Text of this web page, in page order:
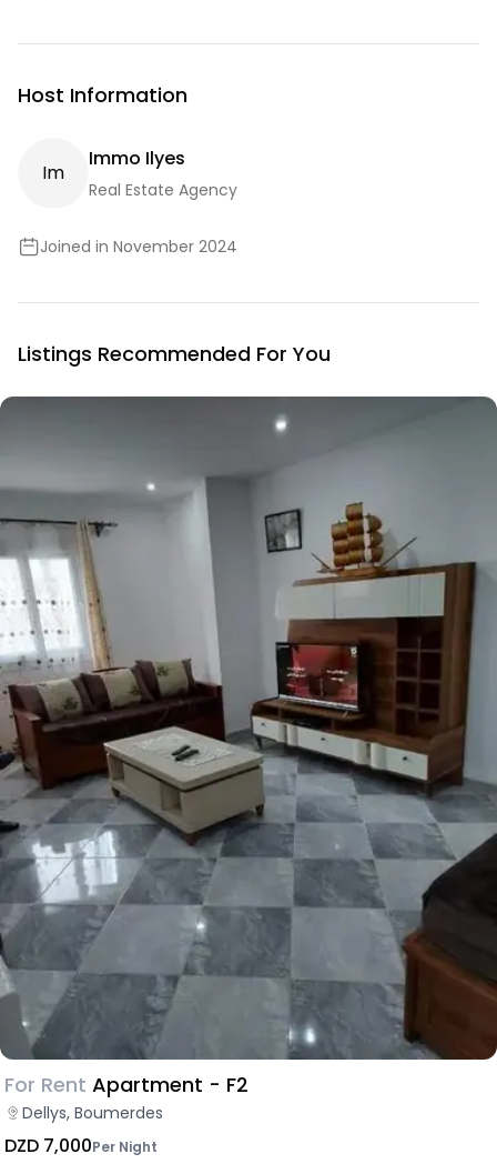
Host Information
IM
Immo Ilyes
Real Estate Agency
Joined in November 2024
Listings Recommended For You
For Rent Apartment - F2
Dellys, Boumerdes
DZD 7,000Per Night